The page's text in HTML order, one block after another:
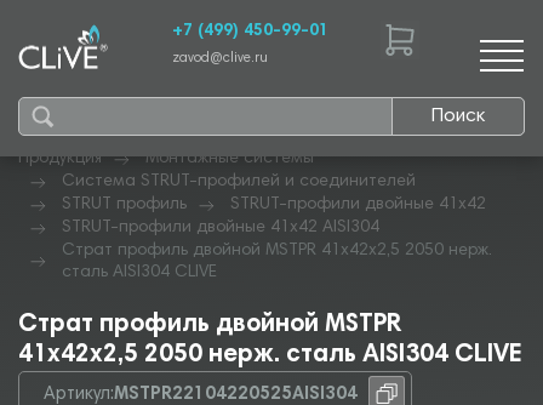
Поиск
+7 (499) 450-99-01
zavod@clive.ru
Продукция
Монтажные системы
Система STRUT-профилей и соединителей
STRUT профиль
STRUT-профили двойные 41х42
STRUT-профили двойные 41х42 AISI304
Страт профиль двойной MSTPR 41х42х2,5 2050 нерж.
сталь AISI304 CLIVE
Страт профиль двойной MSTPR
41х42х2,5 2050 нерж. сталь AISI304 CLIVE
Артикул:MSTPR22104220525AISI304